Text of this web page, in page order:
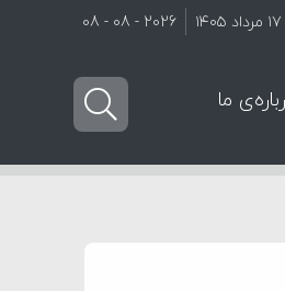
2026 - 08 - 08
ما